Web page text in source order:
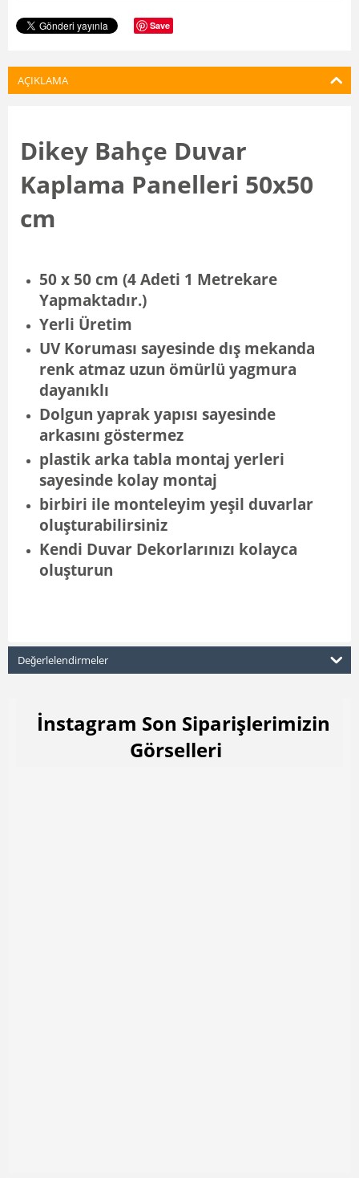
Save
AÇIKLAMA
Dikey Bahçe Duvar
Kaplama Panelleri 50x50
cm
50 x 50 cm (4 Adeti 1 Metrekare
Yapmaktadır.)
Yerli Üretim
UV Koruması sayesinde dış mekanda
renk atmaz uzun ömürlü yagmura
dayanıklı
Dolgun yaprak yapısı sayesinde
arkasını göstermez
plastik arka tabla montaj yerleri
sayesinde kolay montaj
birbiri ile monteleyim yeşil duvarlar
oluşturabilirsiniz
Kendi Duvar Dekorlarınızı kolayca
oluşturun
Değerlelendirmeler
İnstagram Son Siparişlerimizin
Görselleri